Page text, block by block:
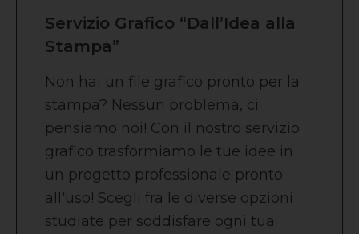
Servizio Grafico “Dall’Idea alla
Stampa”
Non hai un file grafico pronto per la
stampa? Nessun problema, ci
pensiamo noi! Con il nostro servizio
grafico trasformiamo le tue idee in
un progetto professionale pronto
all'uso! Scegli fra le diverse opzioni
studiate per soddisfare ogni tua